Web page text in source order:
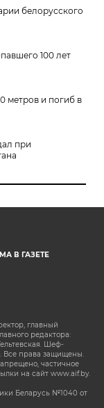
белорусского
100 лет
метров и погиб в
при
В ГАЗЕТЕ
главный
редактора:
Шеф-
Все права защищены.
частичное
на сайт www.aif.by.
Беларусь №1040 от